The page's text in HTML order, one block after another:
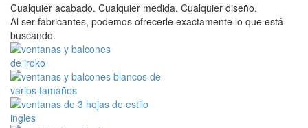
Cualquier acabado. Cualquier medida. Cualquier diseño.
Al ser fabricantes, podemos ofrecerle exactamente lo que está
buscando.